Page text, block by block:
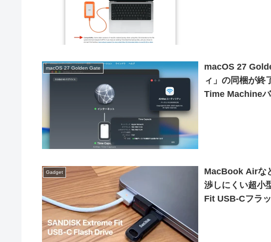
macOS 27 Golden Gate
macOS 27
ィ」の同梱が
Time Machineバ
Gadget
MacBook Airな
渉しにくい超小
Fit USB-Cフラ